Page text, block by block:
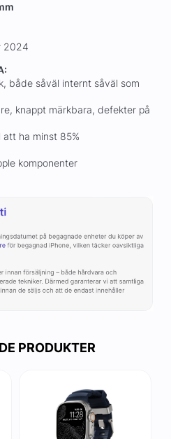
2024
både såväl internt såväl som
knappt märkbara, defekter på
ha minst 85%
komponenter
PRODUKTER